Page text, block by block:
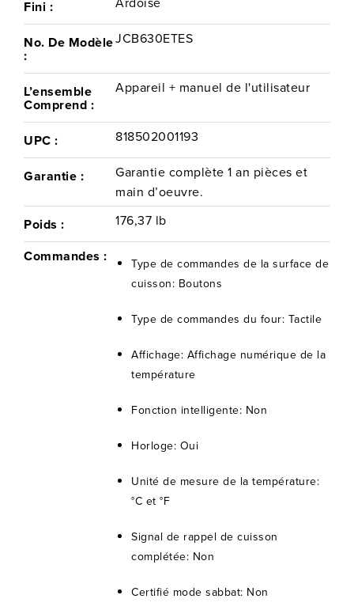
Fini :
No. De Modèle
:
JCB630ETES
L’ensemble
Comprend :
Appareil + manuel de l'utilisateur
UPC : 818502001193
Garantie :
Garantie complète 1 an pièces et
main d’oeuvre.
Poids :
176,37 lb
Commandes :
Type de commandes de la surface de
cuisson: Boutons
Type de commandes du four: Tactile
Affichage: Affichage numérique de la
température
Fonction intelligente: Non
Horloge: Oui
Unité de mesure de la température:
°C et °F
Signal de rappel de cuisson
complétée: Non
Certifié mode sabbat: Non